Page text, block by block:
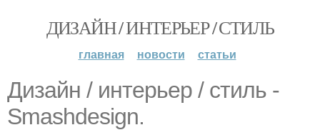
ДИЗАЙН / ИНТЕРЬЕР / СТИЛЬ
главная новости статьи
Дизайн / интерьер / стиль -
Smashdesign.